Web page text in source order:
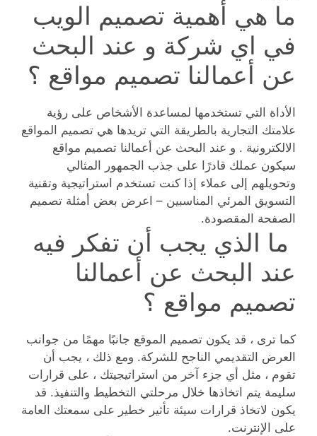
ما هي أهمية تصميم الويب
في اي شركة و عند البحث
عن أعمالنا تصميم مواقع ؟
الأداة التي تستخدمها لمساعدة الأشخاص على رؤية
علامتك التجارية بالطريقة التي تريدها هي تصميم المواقع
الالكترونية . و عند البحث عن أعمالنا تصميم مواقع
سيكون عملك قادرًا على جذب الجمهور المثالي
وتحويلهم إلى عملاء إذا كنت تستخدم استراتيجية وتقنية
التسويق المرئي المناسبين – اعرض بعض أمثلة تصميم
الصفحة المقصودة.
ما الذي يجب أن تفكر فيه
عند البحث عن أعمالنا
تصميم مواقع ؟
كما ترى ، قد يكون تصميم الموقع جانبًا مهمًا من جوانب
العرض التقديمي الناجح للشركة. ومع ذلك ، يجب أن
تقوم ، مثل أي جزء آخر من استراتيجيتك ، على قرارات
سليمة يتم اتخاذها خلال مرحلتي التخطيط والتنفيذ. قد
يكون لاتخاذ قرارات سيئة تأثير خطير على سمعتك العامة
على الإنترنت.